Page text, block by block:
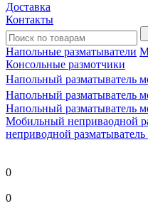
Доставка
Контакты
Напольные разматыватели
Консольные размотчики
Напольный разматыватель
Напольный разматыватель
Напольный разматыватель
Мобильный непривaодной
неприводной
0
0